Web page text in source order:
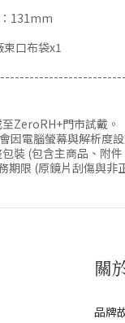
131mm
束口布袋x1
ZeroRH+門市試戴。
電腦螢幕與解析度
裝 (包含主商品、附
限 (原鏡片刮傷與非
關
品牌